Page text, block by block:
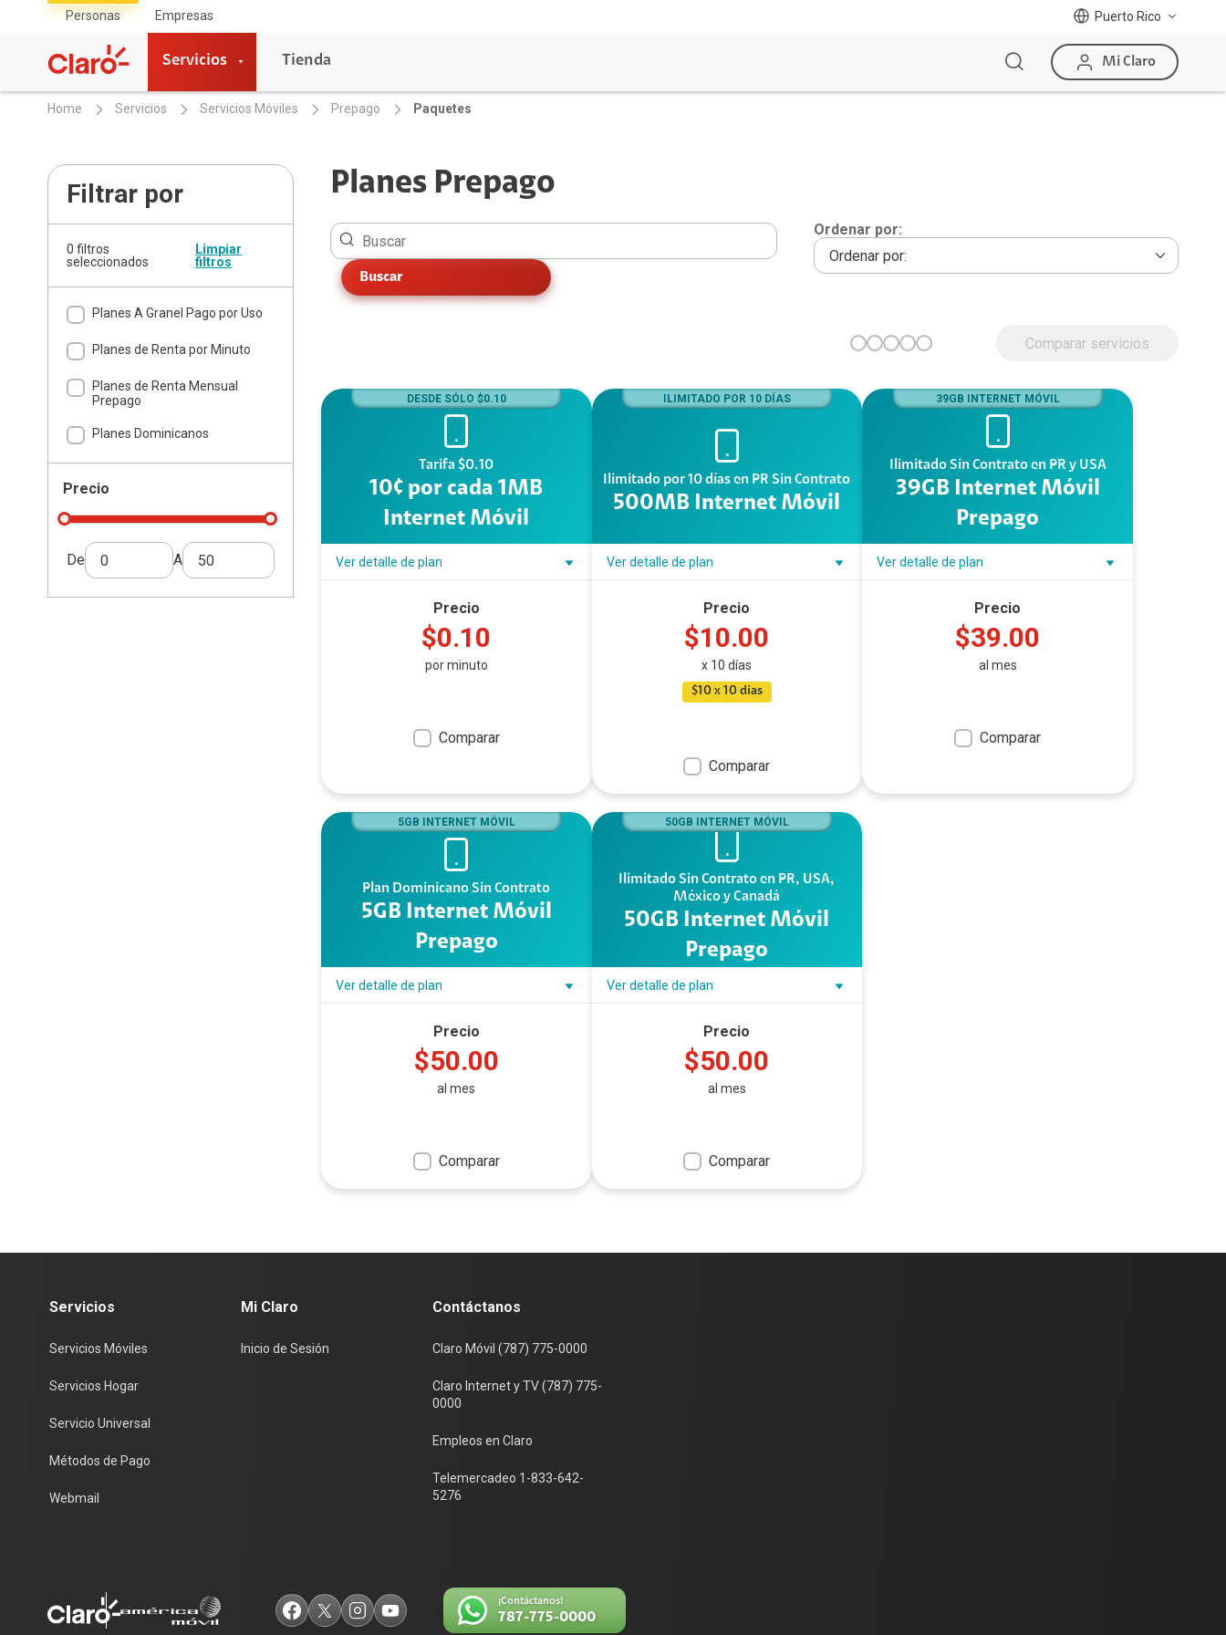
Personas Empresas Puerto Rico
Servicios
Servicios Móviles
Planes Multilineas
Planes Familiares
Planes Familiares Sin Contrato
Prepago
Internet Móvil
Roaming
Comunidad Sorda
Protección Claro
Cámbiate a Claro
Fibra Óptica + Telefonía (2 Play)
Fibra Óptica + Claro TV+ + Telefonía (3
Play)
Telefonia Fija
Internet de las Cosas
Claro Full
Preguntas Frecuentes Claro Full
Términos y Condiciones de Claro Full
Quiero Claro Full
Promociones
Webmail
Tienda Mi Claro
Home Servicios Servicios Móviles Prepago Paquetes
Filtrar por
0 filtros
seleccionados
Limpiar
filtros
Planes A Granel Pago por Uso
Planes de Renta por Minuto
Planes de Renta Mensual
Prepago
Planes Dominicanos
Precio
De A
Planes Prepago
Ordenar por:
Buscar
Comparar servicios
DESDE SÓLO $0.10
Tarifa $0.10
10¢ por cada 1MB
Internet Móvil
Ver detalle de plan
Precio
$0.10
por minuto
Comparar
ILIMITADO POR 10 DÍAS
Ilimitado por 10 días en PR Sin Contrato
500MB Internet Móvil
Ver detalle de plan
Precio
$10.00
x 10 días
$10 x 10 días
Comparar
39GB INTERNET MÓVIL
Ilimitado Sin Contrato en PR y USA
39GB Internet Móvil
Prepago
Ver detalle de plan
Precio
$39.00
al mes
Comparar
5GB INTERNET MÓVIL
Plan Dominicano Sin Contrato
5GB Internet Móvil
Prepago
Ver detalle de plan
Precio
$50.00
al mes
Comparar
50GB INTERNET MÓVIL
Ilimitado Sin Contrato en PR, USA,
México y Canadá
50GB Internet Móvil
Prepago
Ver detalle de plan
Precio
$50.00
al mes
Comparar
Servicios
Servicios Móviles
Servicios Hogar
Servicio Universal
Métodos de Pago
Webmail
Mi Claro
Inicio de Sesión
Contáctanos
Claro Móvil (787) 775-0000
Claro Internet y TV (787) 775-
0000
Empleos en Claro
Telemercadeo 1-833-642-
5276
¡Contáctanos!
787-775-0000